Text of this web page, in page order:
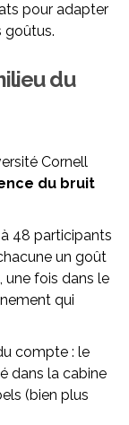
pour adapter
goûtus.
du
Cornell
du bruit
48 participants
un goût
une fois dans le
qui
compte : le
dans la cabine
(bien plus